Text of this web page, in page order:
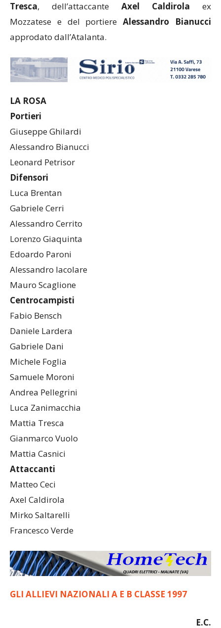
Tresca, dell’attaccante Axel Caldirola ex
Mozzatese e del portiereAlessandro Bianucci
approdato dall’Atalanta.
LA ROSA
Portieri
Giuseppe Ghilardi
Alessandro Bianucci
Leonard Petrisor
Difensori
Luca Brentan
Gabriele Cerri
Alessandro Cerrito
Lorenzo Giaquinta
Edoardo Paroni
Alessandro Iacolare
Mauro Scaglione
Centrocampisti
Fabio Bensch
Daniele Lardera
Gabriele Dani
Michele Foglia
Samuele Moroni
Andrea Pellegrini
Luca Zanimacchia
Mattia Tresca
Gianmarco Vuolo
Mattia Casnici
Attaccanti
Matteo Ceci
Axel Caldirola
Mirko Saltarelli
Francesco Verde
GLI ALLIEVI NAZIONALI A E B CLASSE 1997
E.C.